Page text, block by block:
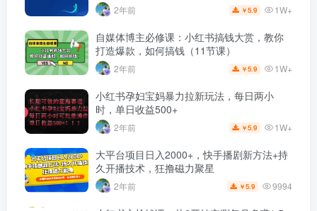
2年前 ￥5.9 1W+
自媒体博主必修课：小红书搞钱大赏，教你
打造爆款，如何搞钱（11节课）
2年前 ￥5.9 1W+
小红书孕妇宝妈暴力拉新玩法，每日两小
时，单日收益500+
2年前 ￥5.9 1W+
大平台项目日入2000+，快手播剧新方法+持
久开播技术，狂撸磁力聚星
2年前 ￥5.9 9994